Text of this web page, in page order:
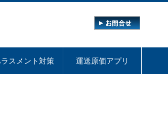
スメント対策 運送原価アプリ